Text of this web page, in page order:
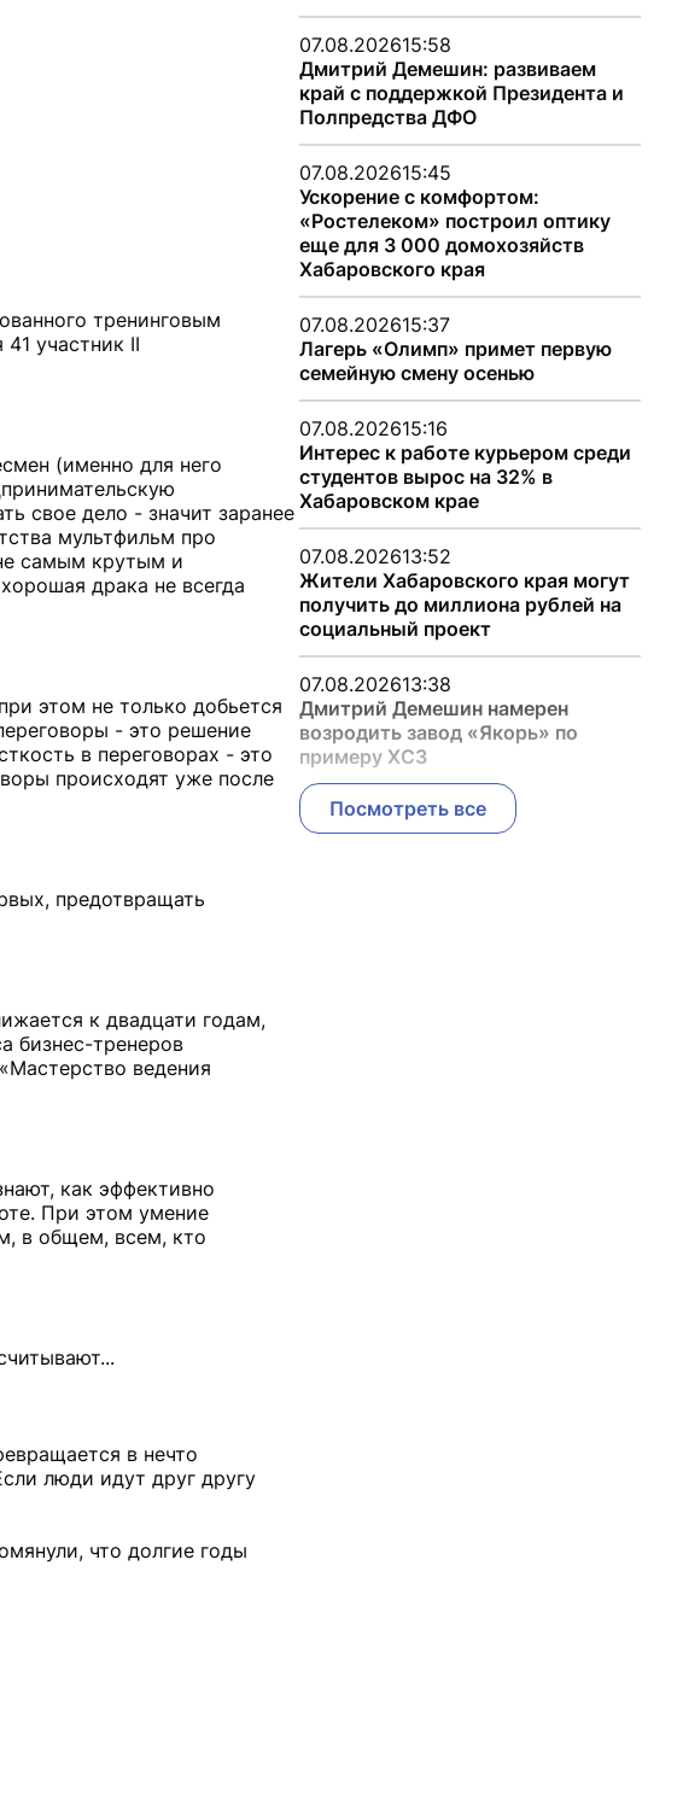
тренинговым
участник II
(именно для него
свое дело - значит заранее
мультфильм про
самым крутым и
драка не всегда
этом не только добьется
- это решение
в переговорах - это
происходят уже после
предотвращать
к двадцати годам,
бизнес-тренеров
ведения
как эффективно
При этом умение
в общем, всем, кто
в нечто
люди идут друг другу
что долгие годы
07.08.202615:58
Дмитрий Демешин: развиваем
край с поддержкой Президента и
Полпредства ДФО
07.08.202615:45
Ускорение с комфортом:
«Ростелеком» построил оптику
еще для 3 000 домохозяйств
Хабаровского края
07.08.202615:37
Лагерь «Олимп» примет первую
семейную смену осенью
07.08.202615:16
Интерес к работе курьером среди
студентов вырос на 32% в
Хабаровском крае
07.08.202613:52
Жители Хабаровского края могут
получить до миллиона рублей на
социальный проект
07.08.202613:38
Дмитрий Демешин намерен
возродить завод «Якорь» по
примеру ХСЗ
Посмотреть все